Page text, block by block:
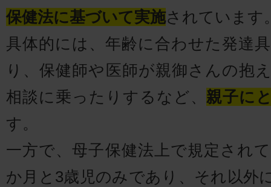
保健法に基づいて実施されています
具体的には、年齢に合わせた発達
り、保健師や医師が親御さんの抱
相談に乗ったりするなど、 親子に
す。
一方で、母子保健法上で規定され
か月と3歳児のみであり、それ以外